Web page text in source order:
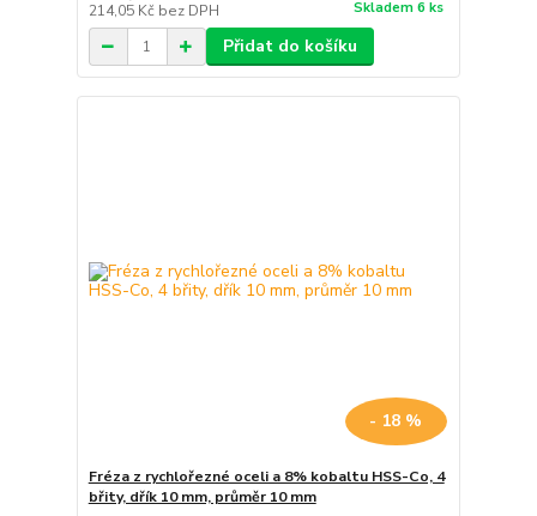
214,05 Kč bez DPH Skladem 6 ks
Přidat do košíku
- 18 %
Fréza z rychlořezné oceli a 8% kobaltu HSS-Co, 4
břity, dřík 10 mm, průměr 10 mm